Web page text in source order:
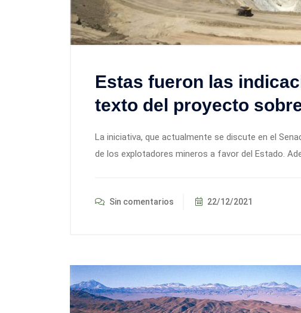
Estas fueron las
texto del proyecto
La iniciativa, que actualmente se discute en el
de los explotadores mineros a favor del Estado.
Sin comentarios 22/12/2021